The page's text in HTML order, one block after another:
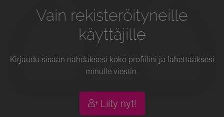
Vain rekisteröityneille
käyttäjille
Kirjaudu sisään nähdäksesi koko profiilini ja lähettääksesi
minulle viestin.
Liity nyt!